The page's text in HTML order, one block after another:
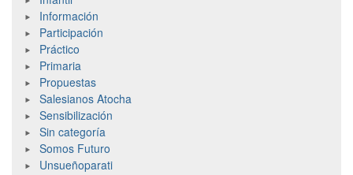
Información
Participación
Práctico
Primaria
Propuestas
Salesianos Atocha
Sensibilización
Sin categoría
Somos Futuro
Unsueñoparati